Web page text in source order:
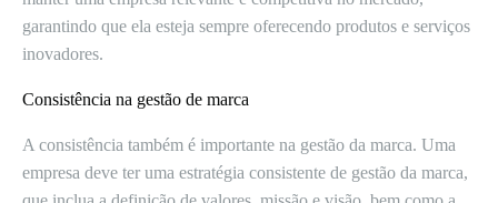
garantindo que ela esteja sempre oferecendo produtos e serviços
inovadores.
Consistência na gestão de marca
A consistência também é importante na gestão da marca. Uma
empresa deve ter uma estratégia consistente de gestão da marca,